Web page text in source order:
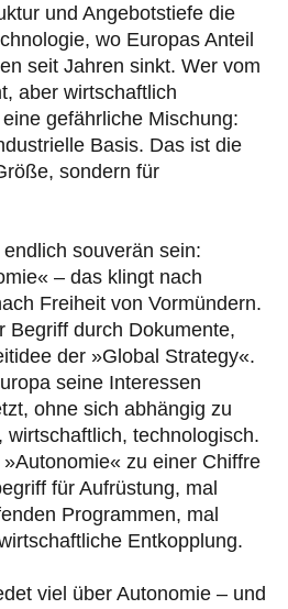
und Angebotstiefe die
wo Europas Anteil
seit Jahren sinkt. Wer vom
aber wirtschaftlich
gefährliche Mischung:
Basis. Das ist die
sondern für
souverän sein:
– das klingt nach
Freiheit von Vormündern.
Begriff durch Dokumente,
der »Global Strategy«.
seine Interessen
ohne sich abhängig zu
wirtschaftlich, technologisch.
zu einer Chiffre
für Aufrüstung, mal
Programmen, mal
Entkopplung.
viel über Autonomie – und